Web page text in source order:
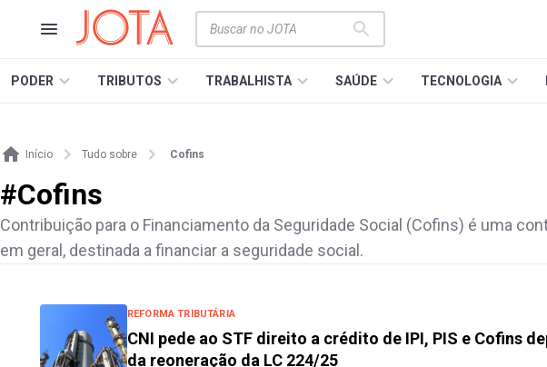
PODER TRIBUTOS TRABALHISTA SAÚDE TECNOLOGIA
Início Tudo sobre Cofins
#Cofins
Contribuição para o Financiamento da Seguridade Social (Cofins) é uma
em geral, destinada a financiar a seguridade social.
REFORMA TRIBUTÁRIA
CNI pede ao STF direito a crédito de IPI, PIS e Cofins
da reoneração da LC 224/25